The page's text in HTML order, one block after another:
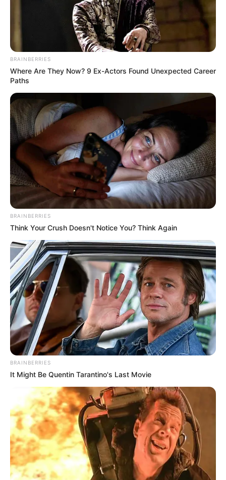
ขอพุทธานุภาพ ธรรมมานุภาพ สังฆานุภาพ พุทธบารมีแห่ง
องค์พระบรมสารีริกธาตุเจ้า พร้อมด้วยบารมีแห่งพระ
โพธิสัตว์เจ้าทั้งหลาย ปวงเทพเทวาธรรมบาลโพธิสัตว์ ผู้
รักษาพระพุทธศาสนา มีท้าวมหาพรหมเทวราช ท้าวสักกะ
เทวราช ท้าวจตุโลกบาลทั้งสี่ และสิ่งศักดิ์สิทธิ์ทั้งหลาย มี
พระสยามเทวาธิราช เทพเจ้ามังกรเขียว พร้อมมวลเทพเจ้า
อันสถิตในอารามแห่งนี้ อีกทั้งพระบรมเดชานุภาพ แห่งองค์
พระมหากษัตริยาธิราชเจ้าทุกพระองค์
ขออานิสงส์ที่ข้าพเจ้าได้สักการะบูชาแล้ว จงมีอานุภาพ
พลานุภาพ บุญญฤทธิ์อันยิ่งใหญ่ อำนวยพรผลส่งให้
ข้าพเจ้า ประสบความสมบูรณ์พูนสุข พรั่งพร้อมด้วยทรัพย์
ทั้งปวง ขอให้ปราศจากภัยอันตรายและโรคภัยไข้เจ็บทั้ง
หลาย ทั้งธุรกิจ การงานของข้าพเจ้า จงประสบผลสำเร็จ
ตลอดไปด้วยเทอญ
กำหนดการงานประเพณีถือศีลกินเจ ปี 2562
วันที่ 25 กันยายน 2562 เวลา 12:00 น. พิธีขึ้น
ตะเกียงเทพยาดา ฟ้า ดิน
วันที่ 28 กันยายน 2562 เวลา 12:00 น. แห่
อัญเชิญองค์ฮุดโจ้ว พร้อมกันทั้ง 2 โรงเจ
วันที่ 29 กันยายน 2562 (ชิวอิก) เวลา 20:00 น. พิธีเวียน
เทียน พิธีไคกวง พระสงฆ์สวดมนต์
อัญเชิญสิ่งศักดิ์สิทธิ์ทั้ง
หลาย
วันที่ 1 ตุลาคม 2562 (ชิวซา) เวลา 20:00 น. พิธีเวียน
BRAINBERRIES
Where Are They Now? 9 Ex-Actors Found Unexpected Career
Paths
BRAINBERRIES
Think Your Crush Doesn't Notice You? Think Again
BRAINBERRIES
It Might Be Quentin Tarantino's Last Movie